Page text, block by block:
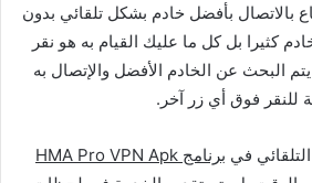
بالاتصال بأفضل خادم بشكل تلقائي بدون
كثيرا بل كل ما عليك القيام به هو نقر
البحث عن الخادم الأفضل والإتصال به
للنقر فوق أي زر آخر.
في
برنامج HMA Pro VPN Apk